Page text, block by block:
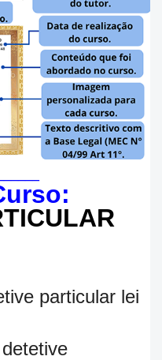
particular lei